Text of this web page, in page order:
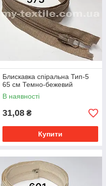
Блискавка спіральна Тип-5
65 см Темно-бежевий
В наявності
31,08 ₴
Купити